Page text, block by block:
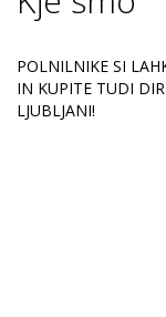
POLNILNIKE SI
IN KUPITE TUDI
LJUBLJANI!